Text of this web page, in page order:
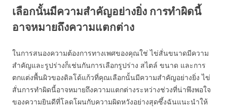
เลือกนั้นมีความสำคัญอย่างยิ่ง การทำผิดนี้
อาจหมายถึงความแตกต่าง
ในการสนองความต้องการทางเพศของคุณใช่ ไข่สั่นขนาดมีความ
สำคัญและรูปร่างก็เช่นกันการเลือกรูปร่าง สไตล์ ขนาด และการ
ตกแต่งพื้นผิวของดิลโด้แก้วที่คุณเลือกนั้นมีความสำคัญอย่างยิ่ง ไข่
สั่นการทำผิดนี้อาจหมายถึงความแตกต่างระหว่างช่วงที่น่าพึงพอใจ
ของความยินดีที่โลดโผนกับความผิดหวังอย่างสุดซึ้งฉันแนะนำให้